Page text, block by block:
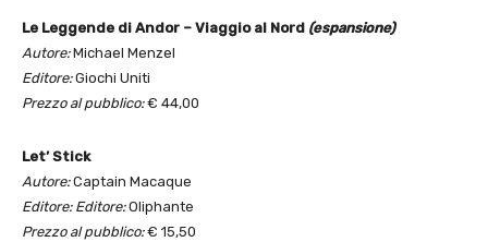
Le Leggende di Andor – Viaggio al Nord (espansione)
Autore:Michael Menzel
Editore:Giochi Uniti
Prezzo al pubblico:€ 44,00
Let’ Stick
Autore:Captain Macaque
Editore: Editore:Oliphante
Prezzo al pubblico:€ 15,50